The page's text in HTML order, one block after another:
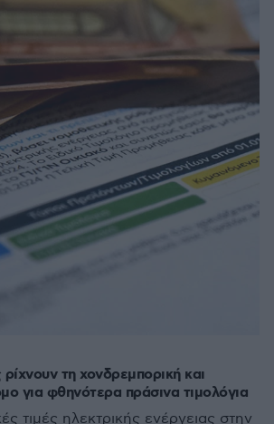
τη χονδρεμπορική και
για φθηνότερα πράσινα τιμολόγια
τιμές ηλεκτρικής ενέργειας στην